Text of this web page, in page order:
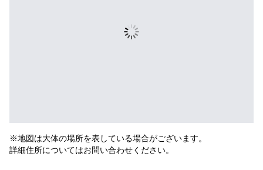
※地図は大体の場所を表している場合がございます。
詳細住所についてはお問い合わせください。